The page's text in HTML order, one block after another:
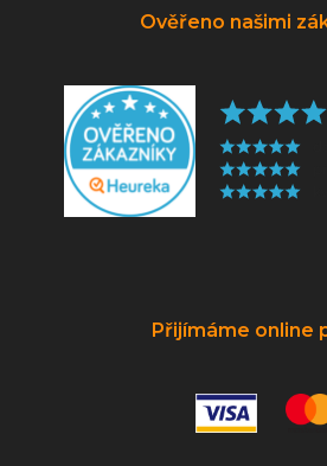
Ověřeno našimi
Přijímáme online